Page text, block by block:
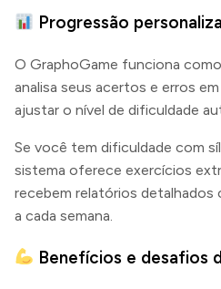
Progressão
O GraphoGame funciona
analisa seus acertos e erros
ajustar o nível de dificuldade
Se você tem dificuldade com
sistema oferece exercícios
recebem relatórios detalhados
a cada semana.
Benefícios e desafios